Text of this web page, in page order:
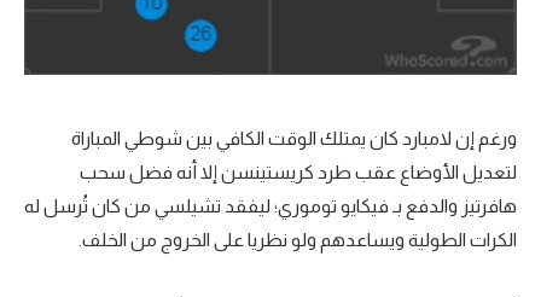
ورغم إن لامبارد كان يمتلك الوقت الكافي بين شوطي المباراة
لتعديل الأوضاع عقب طرد كريستينسن إلا أنه فضل سحب
هافرتيز والدفع بـ فيكايو توموري؛ ليفقد تشيلسي من كان تُرسل له
الكرات الطولية ويساعدهم ولو نظريا على الخروج من الخلف.